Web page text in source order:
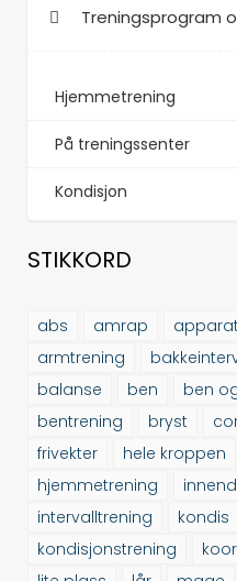
Treningsprogram
Hjemmetrening
På treningssenter
Kondisjon
STIKKORD
abs amrap
armtrening
balanse
ben
ben
bentrening
bryst
frivekter
hele kroppen
hjemmetrening
intervalltrening
kondis
kondisjonstrening